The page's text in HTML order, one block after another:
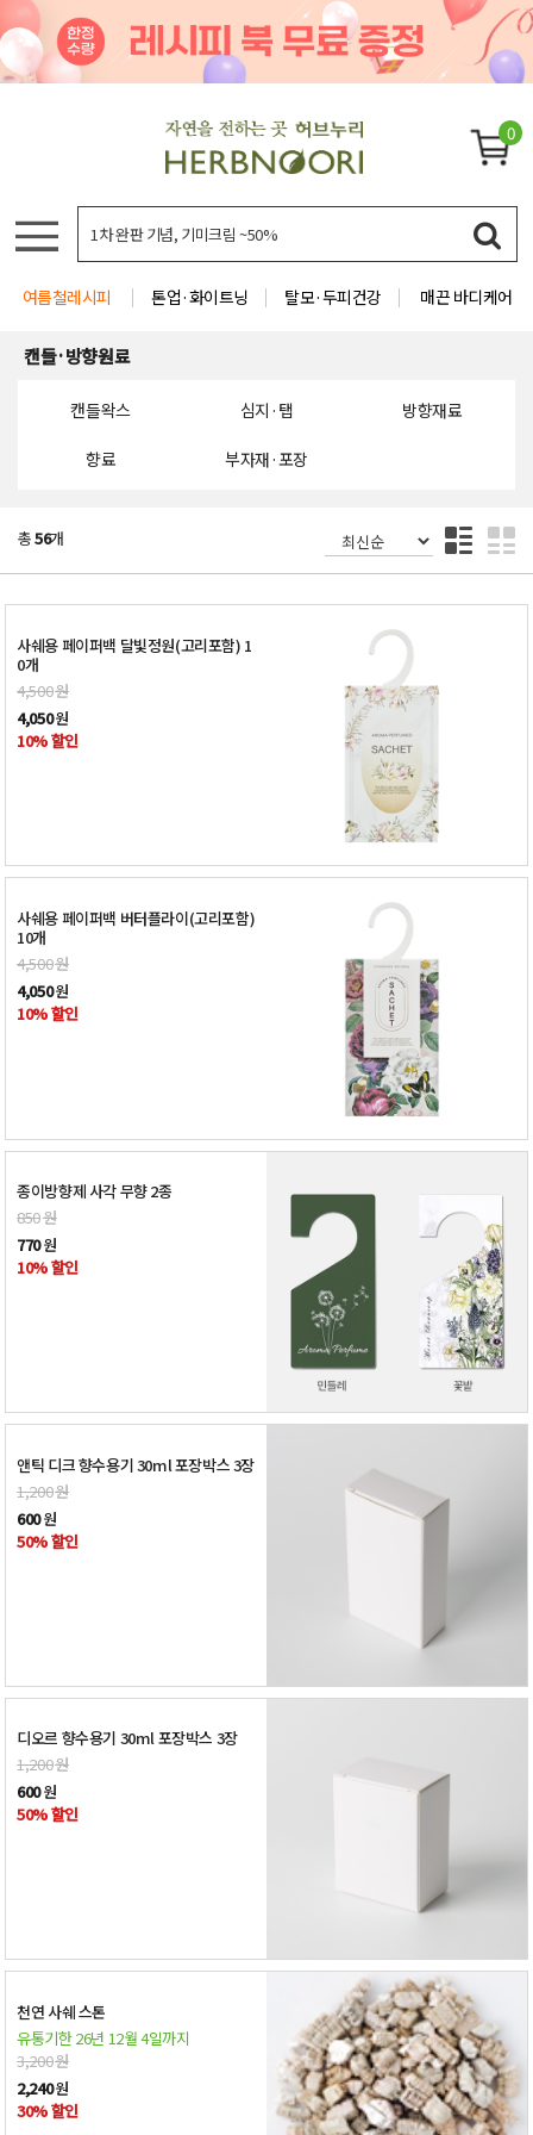
0
여름철레시피 톤업·화이트닝 탈모·두피건강 매끈 바디케어
캔들·방향원료
캔들왁스 심지·탭 방향재료
향료 부자재·포장
총56개
사쉐용 페이퍼백 달빛정원(고리포함) 1
0개
4,500원
4,050원
10% 할인
사쉐용 페이퍼백 버터플라이(고리포함)
10개
4,500원
4,050원
10% 할인
종이방향제 사각 무향 2종
850원
770원
10% 할인
앤틱 디크 향수용기 30ml 포장박스 3장
1,200원
600원
50% 할인
디오르 향수용기 30ml 포장박스 3장
1,200원
600원
50% 할인
천연 사쉐 스톤
유통기한 26년 12월 4일까지
3,200원
2,240원
30% 할인